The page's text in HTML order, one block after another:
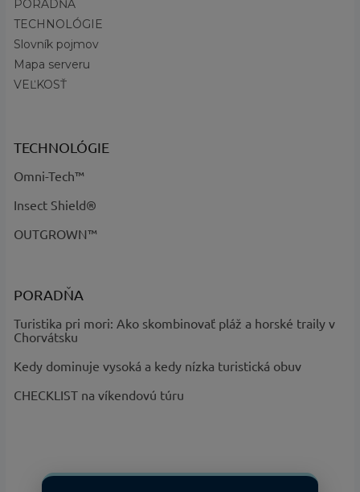
kód:
PORADŇA
TECHNOLÓGIE
Slovník pojmov
Mapa serveru
VEĽKOSŤ
TECHNOLÓGIE
Omni-Tech™
Insect Shield®
OUTGROWN™
PORADŇA
Turistika pri mori: Ako skombinovať pláž a horské traily v
Chorvátsku
Kedy dominuje vysoká a kedy nízka turistická obuv
CHECKLIST na víkendovú túru